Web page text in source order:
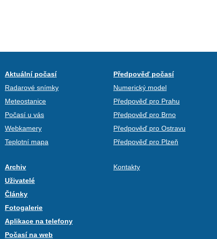
Aktuální počasí
Radarové snímky
Meteostanice
Počasí u vás
Webkamery
Teplotní mapa
Předpověď počasí
Numerický model
Předpověď pro Prahu
Předpověď pro Brno
Předpověď pro Ostravu
Předpověď pro Plzeň
Archiv
Uživatelé
Články
Fotogalerie
Aplikace na telefony
Počasí na web
Kontakty